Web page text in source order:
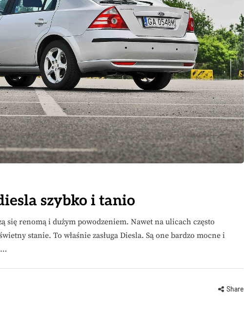
szybko i tanio
się renomą i dużym powodzeniem. Nawet na ulicach często
stanie. To właśnie zasługa Diesla. Są one bardzo mocne i
Share